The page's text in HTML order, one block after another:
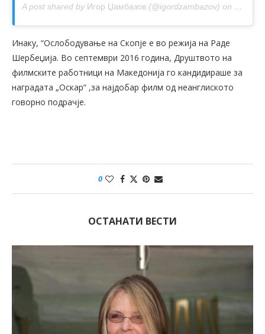
A post shared by Игор Џамбазов (@igordzambazov) on Jan 5,
Инаку, “Ослободување на Скопје е во режија на Раде
Шербеџија. Во септември 2016 година, Друштвото на
филмските работници на Македонија го кандидираше за
наградата „Оскар“ ,за најдобар филм од неанглиското
говорно подрачје.
0
ОСТАНАТИ ВЕСТИ